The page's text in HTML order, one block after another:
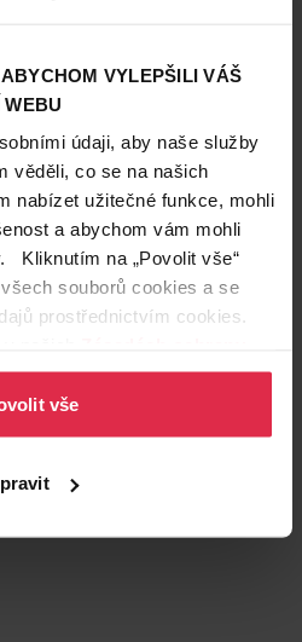
VYLEPŠILI VÁŠ
WEBU
údaji, aby naše služby
věděli, co se na našich
nabízet užitečné funkce, mohli
a abychom vám mohli
Kliknutím na „Povolit vše“
souborů cookies a se
prostřednictvím cookies.
vše
(1)
/ 5